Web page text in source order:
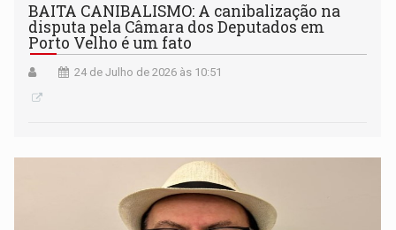
BAITA CANIBALISMO: A canibalização na
disputa pela Câmara dos Deputados em
Porto Velho é um fato
24 de Julho de 2026 às 10:51